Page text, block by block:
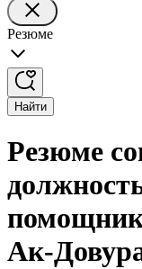
Резюме
Найти
Резюме
Ак-